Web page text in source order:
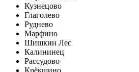
Кузнецово
Глаголево
Руднево
Марфино
Шишкин Лес
Калининец
Рассудово
Крёкшино